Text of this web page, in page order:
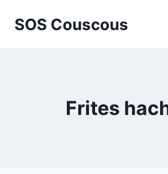
SOS Couscous
Frites